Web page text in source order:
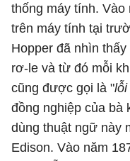
thống máy tính. Vào
trên máy tính tại
Hopper đã nhìn
rơ-le và từ đó mỗi
cũng được gọi là "lỗi
đồng nghiệp của bà
dùng thuật ngữ này
Edison. Vào năm